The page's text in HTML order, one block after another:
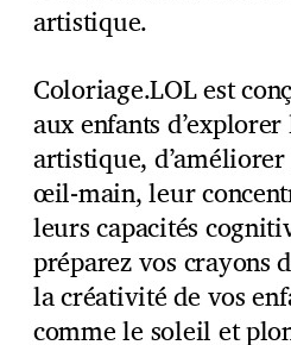
artistique.
Coloriage.LOL est
aux enfants
artistique,
œil-main, leur
leurs capacités
préparez vos crayons
la créativité de vos
comme le soleil et